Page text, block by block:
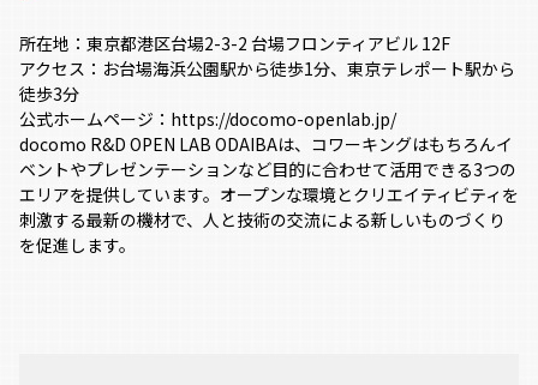
所在地：東京都港区台場2-3-2 台場フロンティアビル 12F
アクセス：お台場海浜公園駅から徒歩1分、東京テレポート駅から
徒歩3分
公式ホームページ：https://docomo-openlab.jp/
docomo R&D OPEN LAB ODAIBAは、コワーキングはもちろんイ
ベントやプレゼンテーションなど目的に合わせて活用できる3つの
エリアを提供しています。オープンな環境とクリエイティビティを
刺激する最新の機材で、人と技術の交流による新しいものづくり
を促進します。